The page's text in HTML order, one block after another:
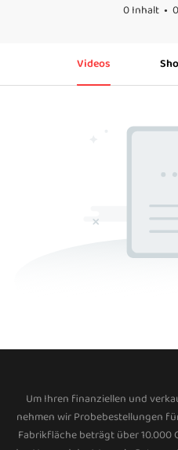
0 Inhalt
Videos
Um Ihren finanziellen und
nehmen wir Probebestellungen
Fabrikfläche beträgt über 10.000